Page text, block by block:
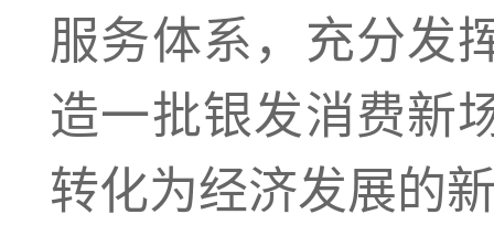
服务体系，充分发
造一批银发消费新
转化为经济发展的